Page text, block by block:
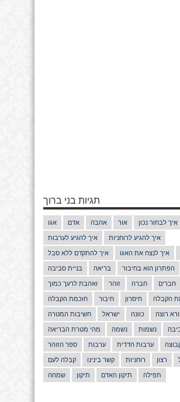
תגיות בני ברוך
אגו אדם אהבה אור איך לבחור נכון
איך להגיע לערבות איך להגיע לרוחניות
איך להתקדם ללא סבל איך לנצח את האגו
בניית סביבה בריאה הפתרון הוא בחיבור
ואהבת לרעך כמוך זוהר חברה חברים
חוכמת הקבלה חיבור חיסרון הקבלה
חשיבות המטרה ישראל כוונה רוצה
מהי מטרת הבריאה נשמה נשמות
ספר הזוהר ערבות ערבות הדדית
קבלה לעם קשר בינינו רוחניות רצון
שמחה תיקון תיקון האדם תפילה